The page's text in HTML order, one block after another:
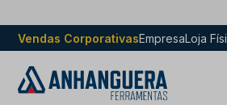
Vendas CorporativasEmpresaLoja